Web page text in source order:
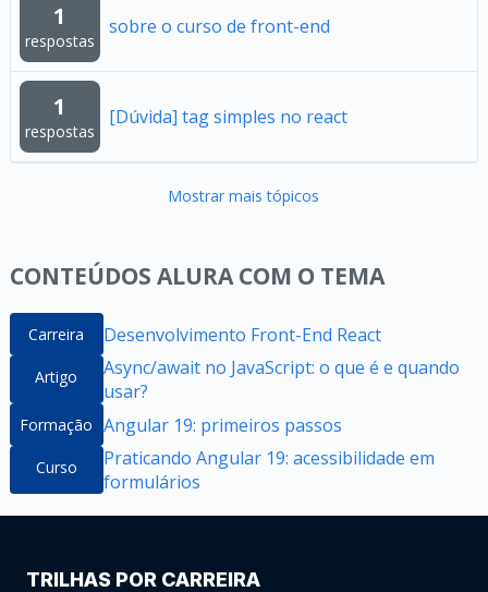
1
respostas
sobre o curso de front-end
1
respostas
[Dúvida] tag simples no react
Mostrar mais tópicos
CONTEÚDOS ALURA COM O TEMA
Carreira Desenvolvimento Front-End React
Artigo
Async/await no JavaScript: o que é e quando
usar?
Formação Angular 19: primeiros passos
Curso
Praticando Angular 19: acessibilidade em
formulários
TRILHAS POR CARREIRA